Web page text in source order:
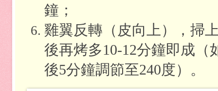
鐘；
雞翼反轉（皮向上），掃
後再烤多10-12分鐘即成（
後5分鐘調節至240度）。